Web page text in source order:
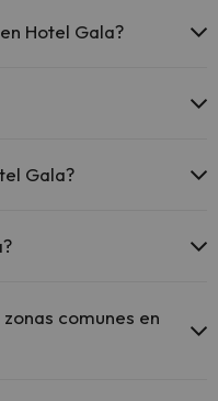
en zonas comunes.
Hotel Gala?
instalaciones.
Gala?
comunes en